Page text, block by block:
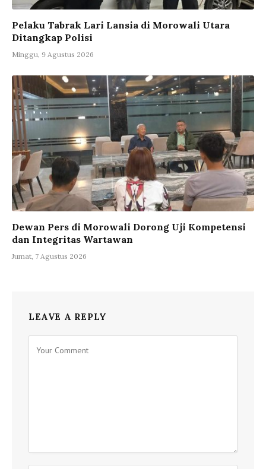
Pelaku Tabrak Lari Lansia di Morowali Utara
Ditangkap Polisi
Minggu, 9 Agustus 2026
Dewan Pers di Morowali Dorong Uji Kompetensi
dan Integritas Wartawan
Jumat, 7 Agustus 2026
LEAVE A REPLY